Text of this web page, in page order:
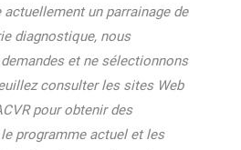
actuellement un parrainage de
diagnostique, nous
et ne sélectionnons
consulter les sites Web
pour obtenir des
programme actuel et les